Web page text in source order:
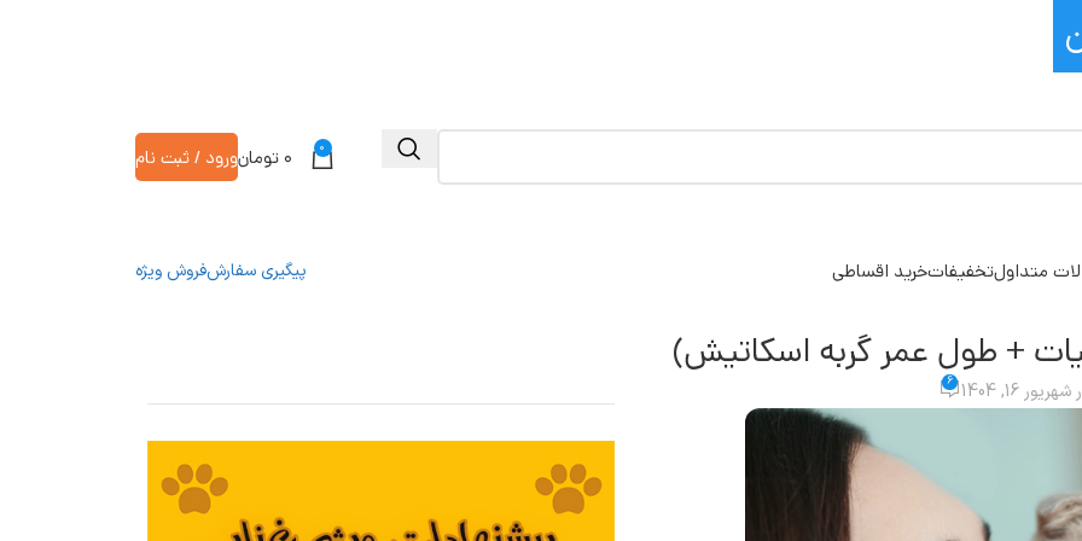
0 ۰تومانورود / ثبت نام
متداولتخفیفاتخرید اقساطی پیگیری سفارشفروش ویژه
+ طول عمر گربه اسکاتیش)
16, 1404
6